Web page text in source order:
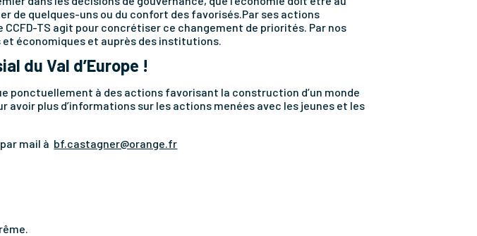
de quelques-uns ou du confort des favorisés.Par ses actions
TS agit pour concrétiser ce changement de priorités. Par nos
et économiques et auprès des institutions.
du Val d’Europe !
ponctuellement à des actions favorisant la construction d’un monde
plus d’informations sur les actions menées avec les jeunes et les
mail à bf.castagner@orange.fr